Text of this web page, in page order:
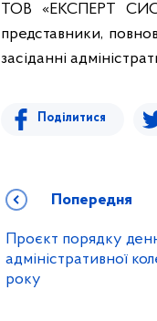
ТОВ «ЕКСПЕРТ
представники,
засіданні
Поділитися
Попередня
Проєкт порядку
адміністративної
року